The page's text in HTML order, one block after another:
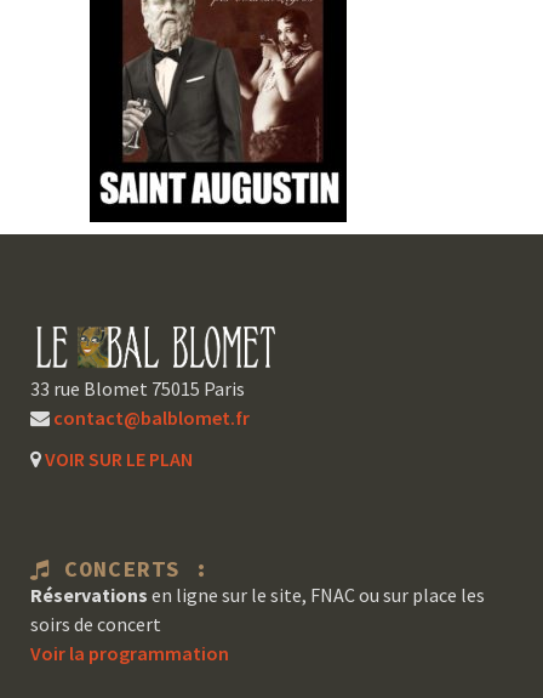
33 rue Blomet 75015 Paris
contact@balblomet.fr
VOIR SUR LE PLAN
CONCERTS :
Réservations en ligne sur le site, FNAC ou sur place les
soirs de concert
Voir la programmation